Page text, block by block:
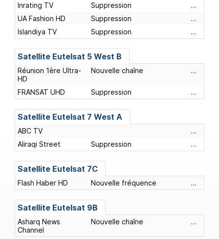
Inrating TV
Suppression
...
UA Fashion HD
Suppression
...
Islandiya TV
Suppression ...
Satellite Eutelsat 5 West B
Réunion 1ère Ultra-
HD
Nouvelle chaîne ...
FRANSAT UHD Suppression ...
Satellite Eutelsat 7 West A
ABC TV
...
Aliraqi Street
Suppression ...
Satellite Eutelsat 7C
Flash Haber HD Nouvelle fréquence ...
Satellite Eutelsat 9B
Asharq News
Channel
Nouvelle chaîne ...